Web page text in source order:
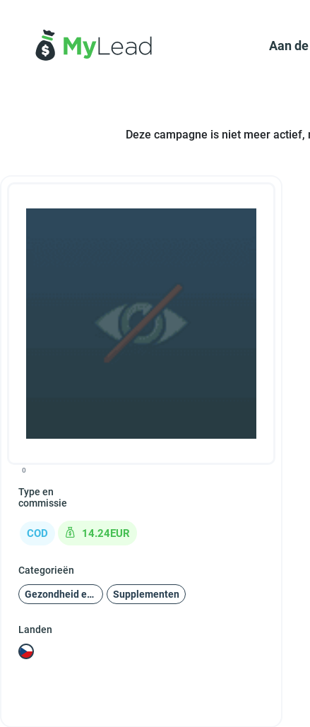
Aan
Deze campagne is niet meer
0
Type en
commissie
COD 14.24EUR
Categorieën
Gezondheid en schoonheid Supplementen
Landen